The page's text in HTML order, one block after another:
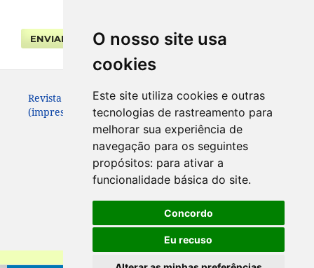
O nosso site usa
cookies
Este site utiliza cookies e outras
tecnologias de rastreamento para
melhorar sua experiência de
navegação para os seguintes
propósitos: para ativar a
funcionalidade básica do site.
Concordo
Eu recuso
ENVIAR SUBMISSÃO
Revista da Faculdade de Direito UFPR. ISSN 0104-3315
(impresso – até 2013) e 2236-7284 (eletrônico).